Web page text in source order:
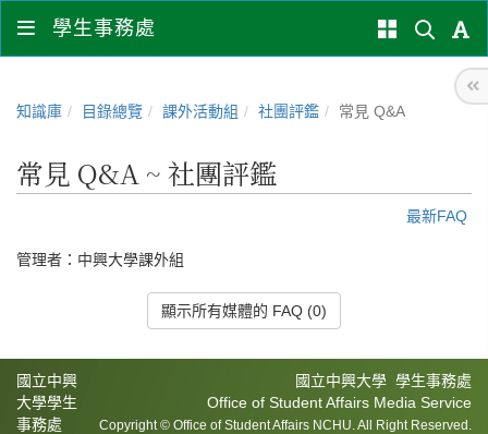
學生事務處
知識庫 目錄總覽 課外活動組 社團評鑑 常見 Q&A
常見 Q&A ~ 社團評鑑
最新FAQ
管理者： 中興大學課外組
顯示所有媒體的 FAQ (0)
國立中興大學 學生事務處
Office of Student Affairs Media Service
Copyright © Office of Student Affairs NCHU. All Right Reserved.
國立中興
大學學生
事務處